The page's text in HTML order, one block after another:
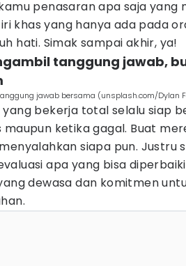
penasaran apa saja
khas yang hanya ada pada
hati. Simak sampai akhir, ya!
tanggung jawab,
jawab bersama (unsplash.com/Dylan
yang bekerja total selalu siap
maupun ketika gagal. Buat
siapa pun. Justru
apa yang bisa
dewasa dan komitmen